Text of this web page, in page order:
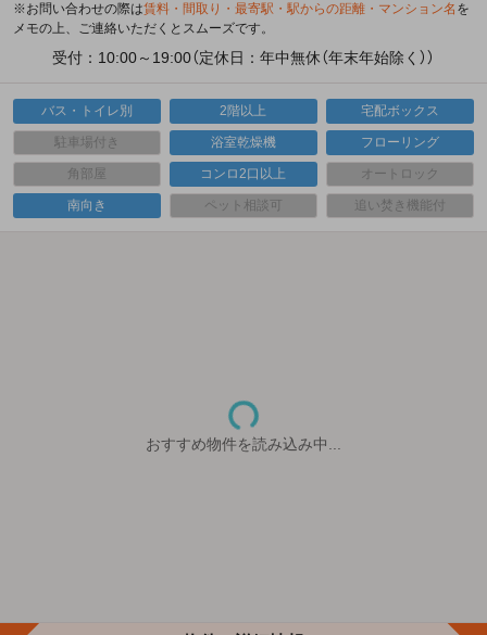
※お問い合わせの際は賃料・間取り・最寄駅・駅からの距離・マンション名 を
メモの上、ご連絡いただくとスムーズです。
受付：10:00～19:00（定休日：年中無休（年末年始除く））
バス・トイレ別 2階以上 宅配ボックス
駐車場付き 浴室乾燥機 フローリング
角部屋 コンロ2口以上 オートロック
南向き ペット相談可 追い焚き機能付
おすすめ物件を読み込み中...